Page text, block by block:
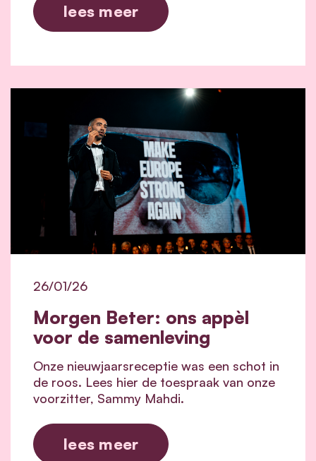
lees meer
Morgen Beter: ons appèl
voor de samenleving
26/01/26
Onze nieuwjaarsreceptie was een schot in
de roos. Lees hier de toespraak van onze
voorzitter, Sammy Mahdi.
lees meer